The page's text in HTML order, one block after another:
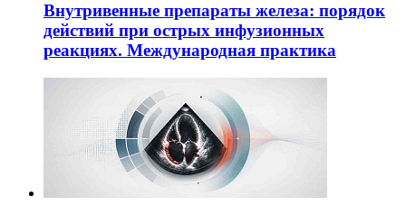
Внутривенные препараты железа: порядок
действий при острых инфузионных
реакциях. Международная практика